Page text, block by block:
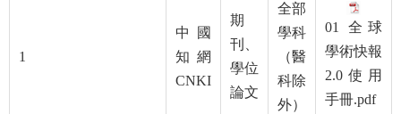
1
中國
知網
CNKI
期
刊、
學位
論文
全部
學科
（醫
科除
外）
01 全球
學術快報
2.0使用
手冊.pdf